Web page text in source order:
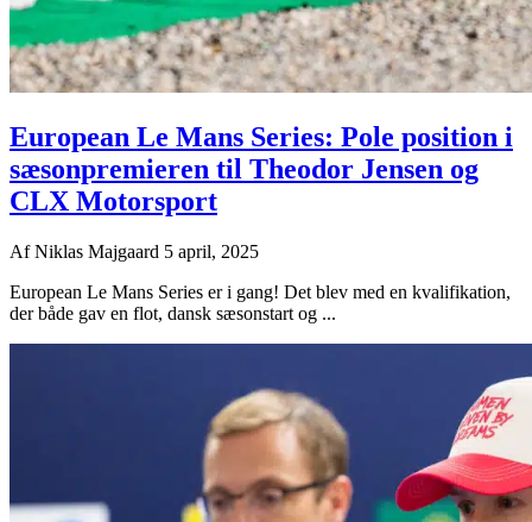
European Le Mans Series: Pole position i
sæsonpremieren til Theodor Jensen og
CLX Motorsport
AfNiklas Majgaard 5 april, 2025
European Le Mans Series er i gang! Det blev med en kvalifikation,
der både gav en flot, dansk sæsonstart og ...